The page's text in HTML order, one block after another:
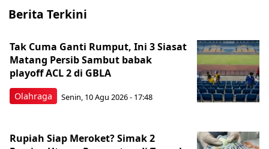
Berita Terkini
Olahraga
Tak Cuma Ganti Rumput, Ini 3 Siasat
Matang Persib Sambut babak
playoff ACL 2 di GBLA
Senin, 10 Agu 2026 - 17:48
Rupiah Siap Meroket? Simak 2